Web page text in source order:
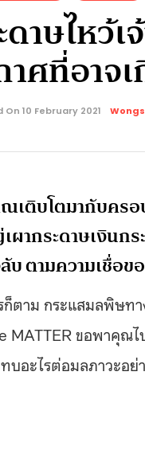
าษไหว้
าศที่อาจ
10 February 2021
เติบโตมากับคร
ผากระดาษเงินก
บ ตามความเชื่อข
ก็ตาม กระแสมลพิษท
MATTER ขอพาคุณไ
บอะไรต่อมลภาวะอย่